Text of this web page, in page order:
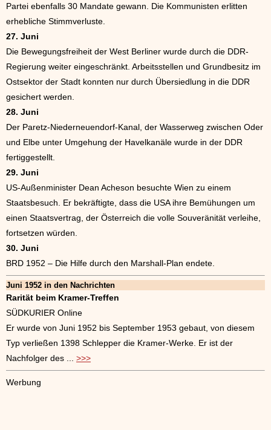
Partei ebenfalls 30 Mandate gewann. Die Kommunisten erlitten
erhebliche Stimmverluste.
27. Juni
Die Bewegungsfreiheit der West Berliner wurde durch die DDR-
Regierung weiter eingeschränkt. Arbeitsstellen und Grundbesitz im
Ostsektor der Stadt konnten nur durch Übersiedlung in die DDR
gesichert werden.
28. Juni
Der Paretz-Niederneuendorf-Kanal, der Wasserweg zwischen Oder
und Elbe unter Umgehung der Havelkanäle wurde in der DDR
fertiggestellt.
29. Juni
US-Außenminister Dean Acheson besuchte Wien zu einem
Staatsbesuch. Er bekräftigte, dass die USA ihre Bemühungen um
einen Staatsvertrag, der Österreich die volle Souveränität verleihe,
fortsetzen würden.
30. Juni
BRD 1952 – Die Hilfe durch den Marshall-Plan endete.
Juni 1952 in den Nachrichten
Rarität beim Kramer-Treffen
SÜDKURIER Online
Er wurde von Juni 1952 bis September 1953 gebaut, von diesem
Typ verließen 1398 Schlepper die Kramer-Werke. Er ist der
Nachfolger des ... >>>
Werbung